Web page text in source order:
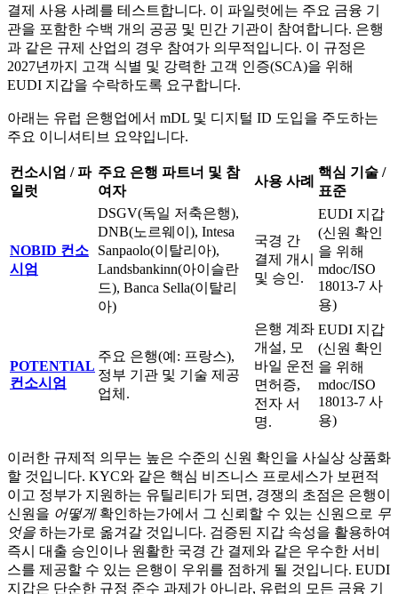
결제 사용 사례를 테스트합니다. 이 파일럿에는 주요 금융 기
관을 포함한 수백 개의 공공 및 민간 기관이 참여합니다. 은행
과 같은 규제 산업의 경우 참여가 의무적입니다. 이 규정은
2027년까지 고객 식별 및 강력한 고객 인증(SCA)을 위해
EUDI 지갑을 수락하도록 요구합니다.
아래는 유럽 은행업에서 mDL 및 디지털 ID 도입을 주도하는
주요 이니셔티브 요약입니다.
컨소시엄 / 파
일럿
주요 은행 파트너 및 참
여자
사용 사례
핵심 기술 /
표준
NOBID 컨소
시엄
DSGV(독일 저축은행),
DNB(노르웨이), Intesa
Sanpaolo(이탈리아),
Landsbankinn(아이슬란
드), Banca Sella(이탈리
아)
국경 간
결제 개시
및 승인.
EUDI 지갑
(신원 확인
을 위해
mdoc/ISO
18013-7 사
용)
POTENTIAL
컨소시엄
주요 은행(예: 프랑스),
정부 기관 및 기술 제공
업체.
은행 계좌
개설, 모
바일 운전
면허증,
전자 서
명.
EUDI 지갑
(신원 확인
을 위해
mdoc/ISO
18013-7 사
용)
이러한 규제적 의무는 높은 수준의 신원 확인을 사실상 상품화
할 것입니다. KYC와 같은 핵심 비즈니스 프로세스가 보편적
이고 정부가 지원하는 유틸리티가 되면, 경쟁의 초점은 은행이
신원을 어떻게확인하는가에서 그 신뢰할 수 있는 신원으로 무
엇을 하는가로 옮겨갈 것입니다. 검증된 지갑 속성을 활용하여
즉시 대출 승인이나 원활한 국경 간 결제와 같은 우수한 서비
스를 제공할 수 있는 은행이 우위를 점하게 될 것입니다. EUDI
지갑은 단순한 규정 준수 과제가 아니라, 유럽의 모든 금융 기